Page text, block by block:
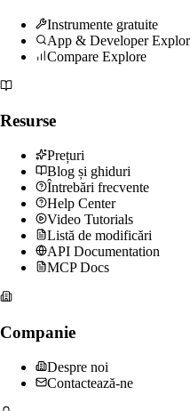
Instrumente gratuite
App & Developer
Compare Explore
Resurse
Prețuri
Blog și ghiduri
Întrebări frecvente
Help Center
Video Tutorials
Listă de modificări
API Documentation
MCP Docs
Companie
Despre noi
Contactează-ne